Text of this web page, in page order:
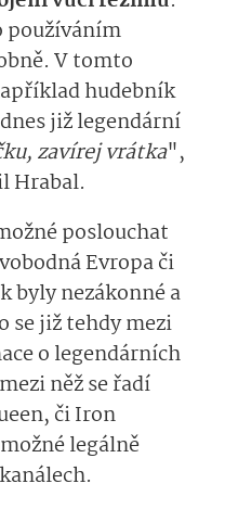
používáním
V tomto
hudebník
již legendární
zavírej vrátka",
Hrabal.
poslouchat
Evropa či
byly nezákonné a
se již tehdy mezi
o legendárních
něž se řadí
či Iron
legálně